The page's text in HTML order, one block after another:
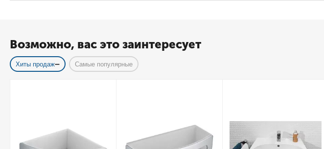
Возможно, вас это заинтересует
Хиты продаж Самые популярные